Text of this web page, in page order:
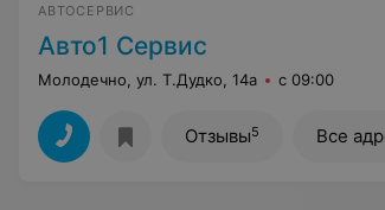
АВТОСЕРВИС
Авто1 Сервис
Молодечно, ул. Т.Дудко, 14а с 09:00
Отзывы5 Все